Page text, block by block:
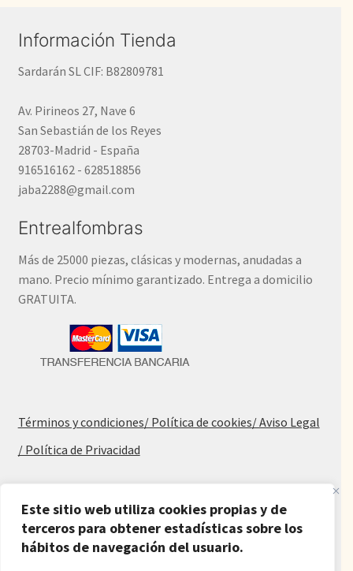
Este sitio web utiliza cookies propias y de
terceros para obtener estadísticas sobre los
hábitos de navegación del usuario.
Información Tienda
Sardarán SL CIF: B82809781
Av. Pirineos 27, Nave 6
San Sebastián de los Reyes
28703-Madrid - España
916516162 - 628518856
jaba2288@gmail.com
Entrealfombras
Más de 25000 piezas, clásicas y modernas, anudadas a
mano. Precio mínimo garantizado. Entrega a domicilio
GRATUITA.
Términos y condiciones/ Política de cookies/ Aviso Legal
/ Política de Privacidad
Alfombras baratas
Procedencia de las alfombras